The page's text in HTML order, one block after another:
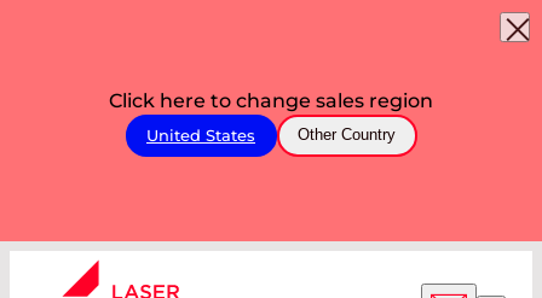
Click here to change sales region
United States Other Country